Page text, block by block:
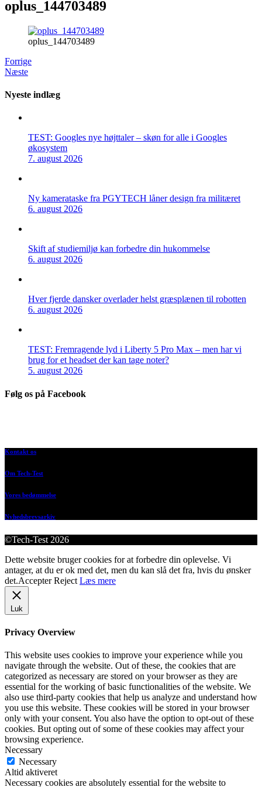
oplus_144703489
oplus_144703489
Forrige
Næste
Nyeste indlæg
TEST: Googles nye højttaler – skøn for alle i Googles
økosystem
7. august 2026
Ny kamerataske fra PGYTECH låner design fra militæret
6. august 2026
Skift af studiemiljø kan forbedre din hukommelse
6. august 2026
Hver fjerde dansker overlader helst græsplænen til robotten
6. august 2026
TEST: Fremragende lyd i Liberty 5 Pro Max – men har vi
brug for et headset der kan tage noter?
5. august 2026
Følg os på Facebook
Kontakt os
Om Tech-Test
Vores bedømmelse
Nyhedsbrevsarkiv
©Tech-Test 2026
Dette website bruger cookies for at forbedre din oplevelse. Vi
antager, at du er ok med det, men du kan slå det fra, hvis du ønsker
det.Accepter Reject Læs mere
Luk
Privacy Overview
This website uses cookies to improve your experience while you
navigate through the website. Out of these, the cookies that are
categorized as necessary are stored on your browser as they are
essential for the working of basic functionalities of the website. We
also use third-party cookies that help us analyze and understand how
you use this website. These cookies will be stored in your browser
only with your consent. You also have the option to opt-out of these
cookies. But opting out of some of these cookies may affect your
browsing experience.
Necessary
Necessary
Altid aktiveret
Necessary cookies are absolutely essential for the website to